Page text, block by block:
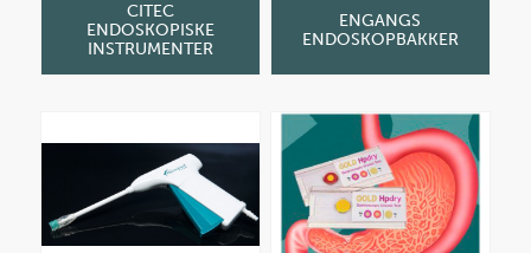
CITEC
ENDOSKOPISKE
INSTRUMENTER
ENGANGS
ENDOSKOPBAKKER